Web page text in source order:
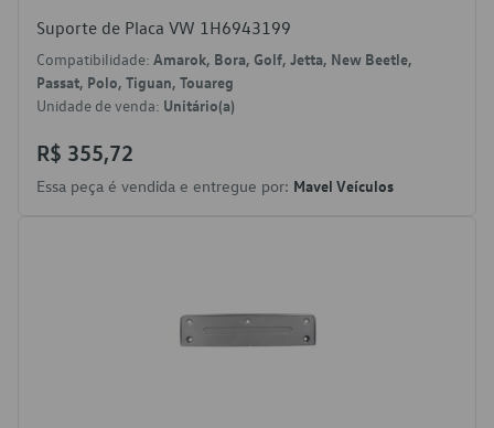
Suporte de Placa VW 1H6943199
Compatibilidade: Amarok, Bora, Golf, Jetta, New Beetle,
Passat, Polo, Tiguan, Touareg
Unidade de venda: Unitário(a)
R$ 355,72
Essa peça é vendida e entregue por: Mavel Veículos